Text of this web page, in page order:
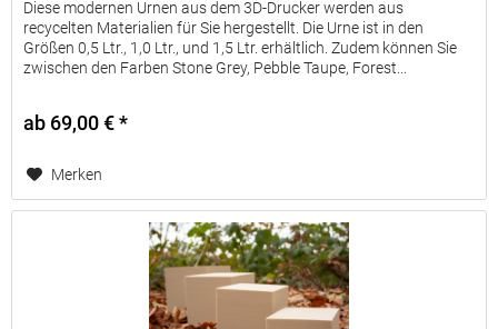
Diese modernen Urnen aus dem 3D-Drucker werden aus
recycelten Materialien für Sie hergestellt. Die Urne ist in den
Größen 0,5 Ltr., 1,0 Ltr., und 1,5 Ltr. erhältlich. Zudem können Sie
zwischen den Farben Stone Grey, Pebble Taupe, Forest...
ab 69,00 € *
Merken